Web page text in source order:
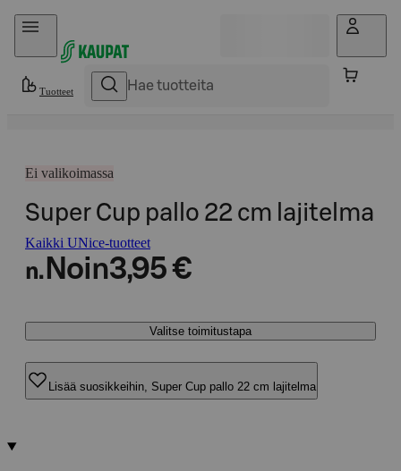
Hyppää sisältöön
Tuotteet
Ei valikoimassa
Super Cup pallo 22 cm lajitelma
Kaikki UNice-tuotteet
n. Noin3,95 €
Valitse toimitustapa
Lisää suosikkeihin, Super Cup pallo 22 cm lajitelma